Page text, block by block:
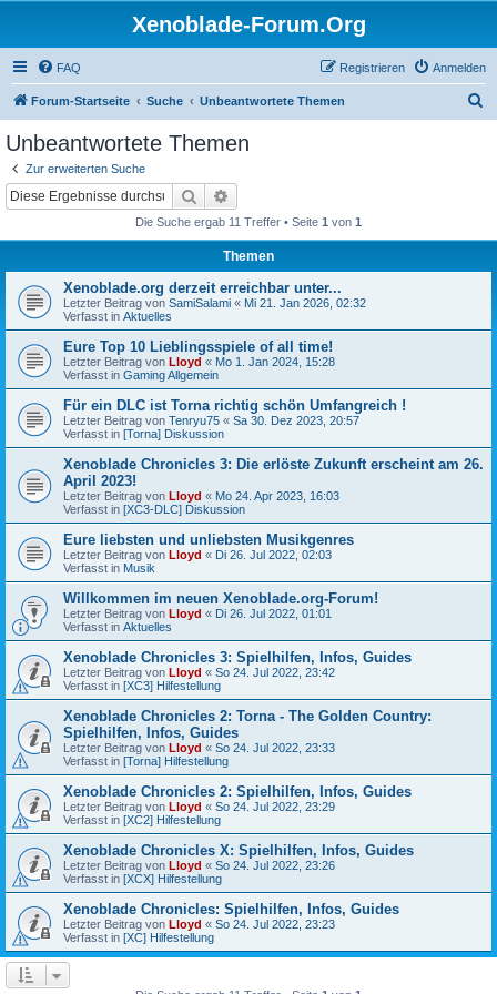
Xenoblade-Forum.Org
FAQ Anmelden
Registrieren
Forum-Startseite Suche Unbeantwortete Themen
Unbeantwortete Themen
Zur erweiterten Suche
Suche
Die Suche ergab 11 Treffer • Seite 1 von 1
Themen
Xenoblade.org derzeit erreichbar unter...
Letzter Beitrag von SamiSalami « Mi 21. Jan 2026, 02:32
Verfasst in Aktuelles
Eure Top 10 Lieblingsspiele of all time!
Letzter Beitrag von Lloyd « Mo 1. Jan 2024, 15:28
Verfasst in Gaming Allgemein
Für ein DLC ist Torna richtig schön Umfangreich !
Letzter Beitrag von Tenryu75 « Sa 30. Dez 2023, 20:57
Verfasst in [Torna] Diskussion
Xenoblade Chronicles 3: Die erlöste Zukunft erscheint am 26.
April 2023!
Letzter Beitrag von Lloyd « Mo 24. Apr 2023, 16:03
Verfasst in [XC3-DLC] Diskussion
Eure liebsten und unliebsten Musikgenres
Letzter Beitrag von Lloyd « Di 26. Jul 2022, 02:03
Verfasst in Musik
Willkommen im neuen Xenoblade.org-Forum!
Letzter Beitrag von Lloyd « Di 26. Jul 2022, 01:01
Verfasst in Aktuelles
Xenoblade Chronicles 3: Spielhilfen, Infos, Guides
Letzter Beitrag von Lloyd « So 24. Jul 2022, 23:42
Verfasst in [XC3] Hilfestellung
Xenoblade Chronicles 2: Torna - The Golden Country:
Spielhilfen, Infos, Guides
Letzter Beitrag von Lloyd « So 24. Jul 2022, 23:33
Verfasst in [Torna] Hilfestellung
Xenoblade Chronicles 2: Spielhilfen, Infos, Guides
Letzter Beitrag von Lloyd « So 24. Jul 2022, 23:29
Verfasst in [XC2] Hilfestellung
Xenoblade Chronicles X: Spielhilfen, Infos, Guides
Letzter Beitrag von Lloyd « So 24. Jul 2022, 23:26
Verfasst in [XCX] Hilfestellung
Xenoblade Chronicles: Spielhilfen, Infos, Guides
Letzter Beitrag von Lloyd « So 24. Jul 2022, 23:23
Verfasst in [XC] Hilfestellung